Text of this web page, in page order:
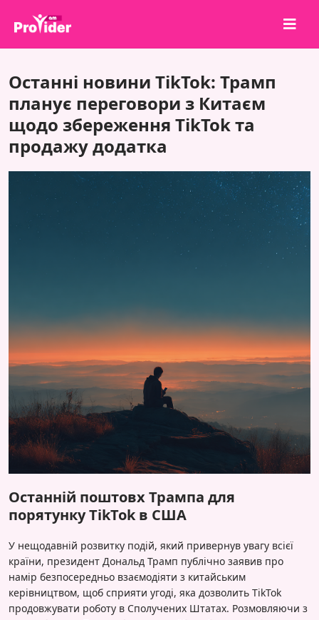
Увійти
Зареєструватися
Послуги
Останні новини TikTok: Трамп
планує переговори з Китаєм
щодо збереження TikTok та
продажу додатка
Останній поштовх Трампа для
порятунку TikTok в США
У нещодавній розвитку подій, який привернув увагу всієї
країни, президент Дональд Трамп публічно заявив про
намір безпосередньо взаємодіяти з китайським
керівництвом, щоб сприяти угоді, яка дозволить TikTok
продовжувати роботу в Сполучених Штатах. Розмовляючи з